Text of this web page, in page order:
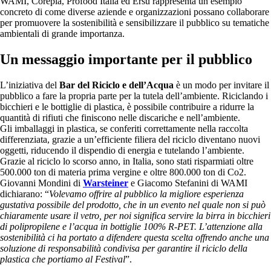
concreto di come diverse aziende e organizzazioni possano collaborare
per promuovere la sostenibilità e sensibilizzare il pubblico su tematiche
ambientali di grande importanza.
Un messaggio importante per il pubblico
L’iniziativa del Bar del Riciclo e dell’Acqua è un modo per invitare il
pubblico a fare la propria parte per la tutela dell’ambiente. Riciclando i
bicchieri e le bottiglie di plastica, è possibile contribuire a ridurre la
quantità di rifiuti che finiscono nelle discariche e nell’ambiente.
Gli imballaggi in plastica, se conferiti correttamente nella raccolta
differenziata, grazie a un’efficiente filiera del riciclo diventano nuovi
oggetti, riducendo il dispendio di energia e tutelando l’ambiente.
Grazie al riciclo lo scorso anno, in Italia, sono stati risparmiati oltre
500.000 ton di materia prima vergine e oltre 800.000 ton di Co2.
Giovanni Mondini di Warsteiner e Giacomo Stefanini di WAMI
dichiarano: “Volevamo offrire al pubblico la migliore esperienza
gustativa possibile del prodotto, che in un evento nel quale non si può
chiaramente usare il vetro, per noi significa servire la birra in bicchieri
di polipropilene e l’acqua in bottiglie 100% R-PET. L’attenzione alla
sostenibilità ci ha portato a difendere questa scelta offrendo anche una
soluzione di responsabilità condivisa per garantire il riciclo della
plastica che portiamo al Festival”.